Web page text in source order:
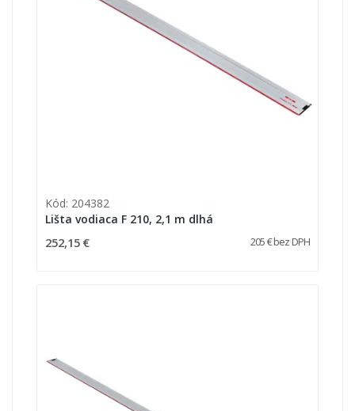
Kód: 204382
Lišta vodiaca F 210, 2,1 m dlhá
252,15 € 205 € bez DPH